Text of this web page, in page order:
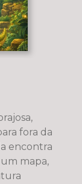
fora da
encontra
mapa,